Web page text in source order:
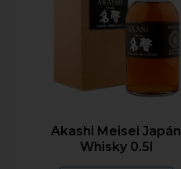
Akashi Meisei Japán
Whisky 0.5l